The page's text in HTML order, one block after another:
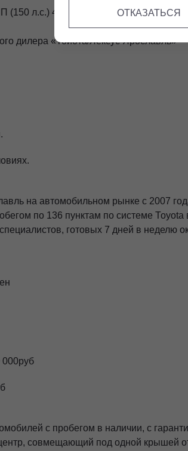
(150 л.с.) 4WD
дилepa «Тойотa/Лeксус Ярославль»
на автомобильном рынке с 2007
по 136 пунктам по системе
готовых 7 дней в неделю
000руб
с пробегом в наличии, с
совмещающий под одной крышей
ОТКАЗАТЬСЯ